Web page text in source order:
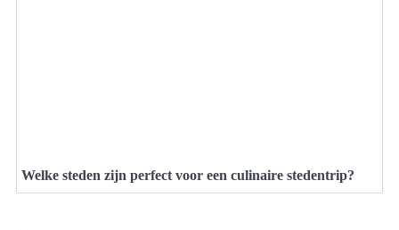
Welke steden zijn perfect voor een culinaire stedentrip?